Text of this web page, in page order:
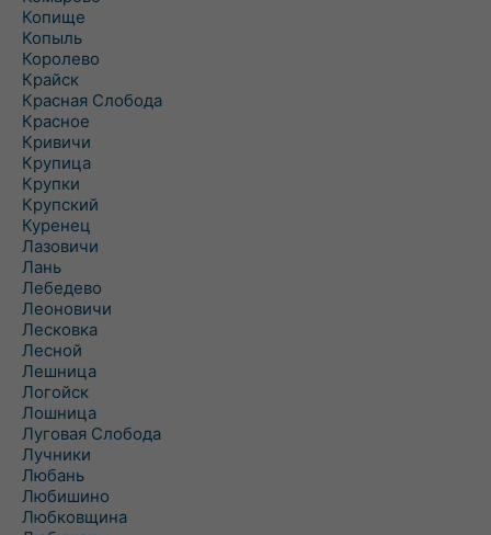
Копище
Копыль
Королево
Крайск
Красная Слобода
Красное
Кривичи
Крупица
Крупки
Крупский
Куренец
Лазовичи
Лань
Лебедево
Леоновичи
Лесковка
Лесной
Лешница
Логойск
Лошница
Луговая Слобода
Лучники
Любань
Любишино
Любковщина